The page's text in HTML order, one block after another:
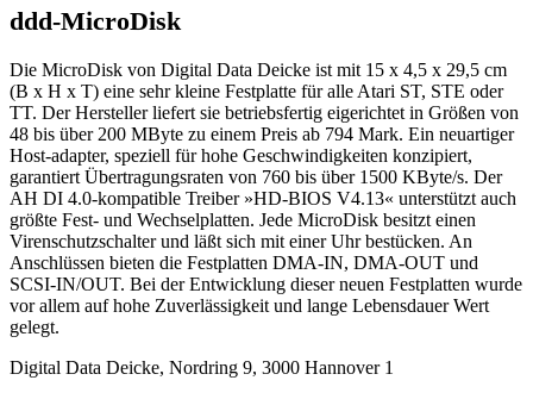
ddd-MicroDisk
Die MicroDisk von Digital Data Deicke ist mit 15 x 4,5 x 29,5 cm
(B x H x T) eine sehr kleine Festplatte für alle Atari ST, STE oder
TT. Der Hersteller liefert sie betriebsfertig eigerichtet in Größen von
48 bis über 200 MByte zu einem Preis ab 794 Mark. Ein neuartiger
Host-adapter, speziell für hohe Geschwindigkeiten konzipiert,
garantiert Übertragungsraten von 760 bis über 1500 KByte/s. Der
AH DI 4.0-kompatible Treiber »HD-BIOS V4.13« unterstützt auch
größte Fest- und Wechselplatten. Jede MicroDisk besitzt einen
Virenschutzschalter und läßt sich mit einer Uhr bestücken. An
Anschlüssen bieten die Festplatten DMA-IN, DMA-OUT und
SCSI-IN/OUT. Bei der Entwicklung dieser neuen Festplatten wurde
vor allem auf hohe Zuverlässigkeit und lange Lebensdauer Wert
gelegt.
Digital Data Deicke, Nordring 9, 3000 Hannover 1